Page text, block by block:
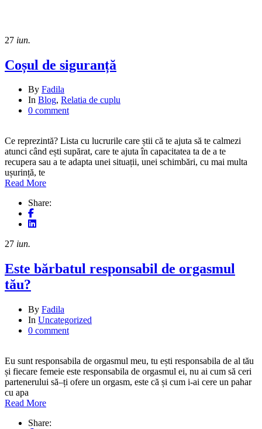
27 iun.
Coșul de siguranță
By Fadila
In Blog, Relatia de cuplu
0 comment
Ce reprezintă? Lista cu lucrurile care știi că te ajuta să te calmezi
atunci când ești supărat, care te ajuta în capacitatea ta de a te
recupera sau a te adapta unei situații, unei schimbări, cu mai multa
ușurință, te
Read More
Share:
27 iun.
Este bărbatul responsabil de orgasmul
tău?
By Fadila
In Uncategorized
0 comment
Eu sunt responsabila de orgasmul meu, tu ești responsabila de al tău
și fiecare femeie este responsabila de orgasmul ei, nu ai cum să ceri
partenerului să–ți ofere un orgasm, este că și cum i-ai cere un pahar
cu apa
Read More
Share: